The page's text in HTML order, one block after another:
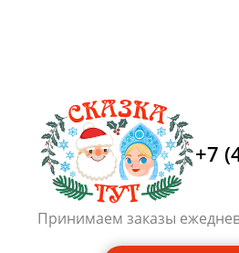
+7
Принимаем заказы